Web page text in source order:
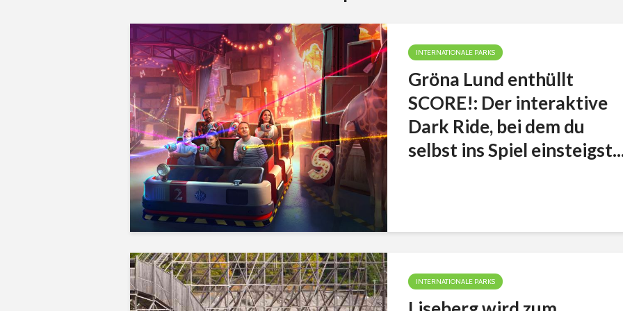
INTERNATIONALE PARKS
Gröna Lund enthüllt
SCORE!: Der interaktive
Dark Ride, bei dem du
selbst ins Spiel
INTERNATIONALE PARKS